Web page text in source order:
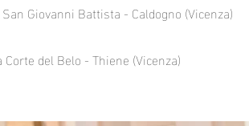
Giovanni Battista - Caldogno (Vicenza)
del Belo - Thiene (Vicenza)